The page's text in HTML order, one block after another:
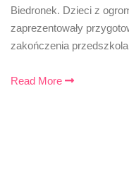
Biedronek. Dzieci z
zaprezentowały
zakończenia
Read More